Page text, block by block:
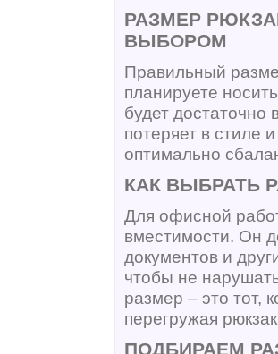
РАЗМЕР
ВЫБОРОМ
Правильный
планируете
будет
потеряет в стиле
оптимально
КАК ВЫБРАТЬ
Для офисной
вместимости. Он
документов и
чтобы не
размер – это тот,
перегружая
ПОДБИРАЕМ